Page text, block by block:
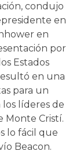
condujo
en
en
por
Estados
en una
para un
líderes de
Monte Cristí.
lo fácil que
Beacon.